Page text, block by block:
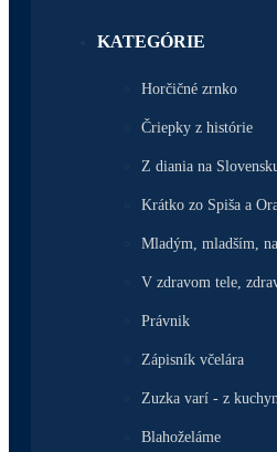
KATEGÓRIE
Horčičné zrnko
Čriepky z histórie
Z diania na
Krátko zo Spiša a
Mladým, mladším,
V zdravom tele,
Právnik
Zápisník včelára
Zuzka varí - z
Blahoželáme